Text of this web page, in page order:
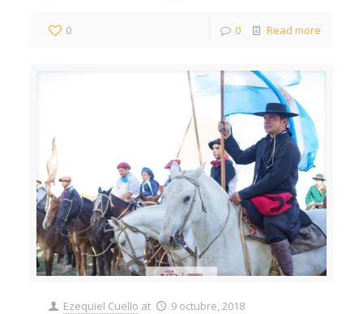
0 0 Read more
Ezequiel Cuello at 9 octubre, 2018